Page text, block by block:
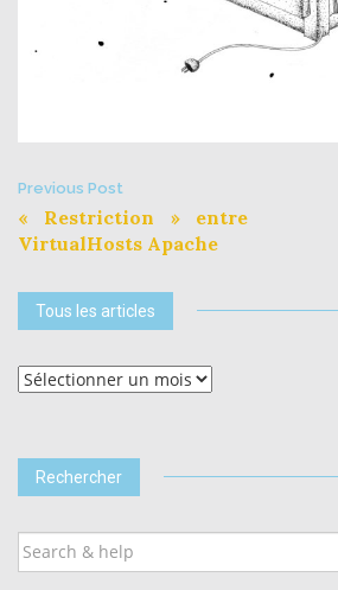
Post
navigation
Previous Post
« Restriction » entre
VirtualHosts Apache
Tous les articles
Tous
les
Rechercher
SEARCH
FOR: